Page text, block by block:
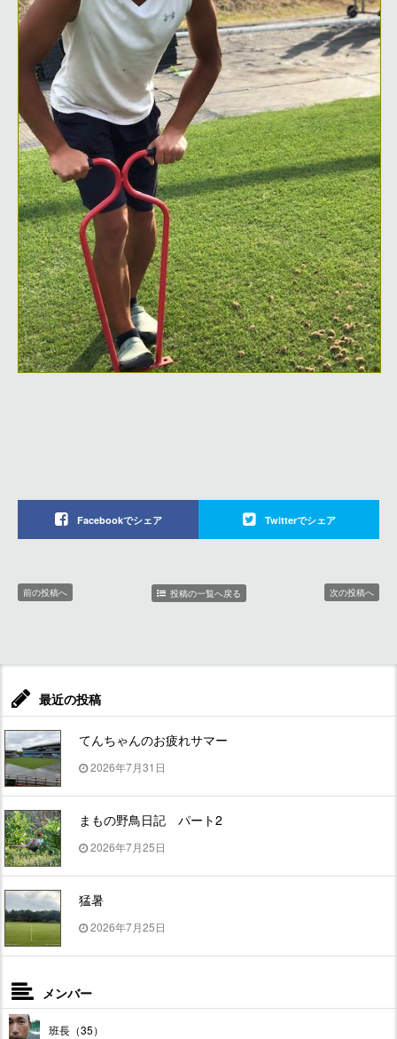
Facebookでシェア Twitterでシェア
前の投稿へ 投稿の一覧へ戻る 次の投稿へ
最近の投稿
てんちゃんのお疲れサマー
2026年7月31日
まもの野鳥日記 パート2
2026年7月25日
猛暑
2026年7月25日
メンバー
班長（35）